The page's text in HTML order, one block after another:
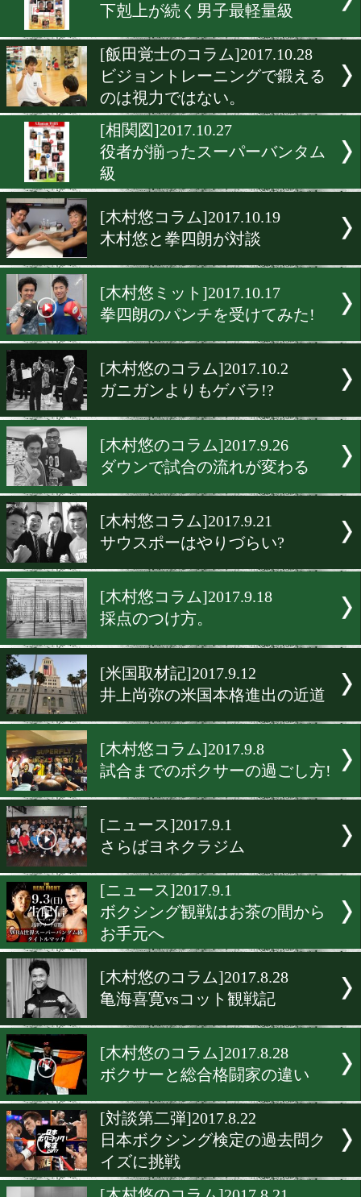
[相関図]2017.11.13
清水聡の動向に注目!
[相関図]2017.11.3
下剋上が続く男子最軽量級
[飯田覚士のコラム
ビジョントレーニングで鍛
のは視力ではない。
[相関図]2017.10.27
役者が揃ったスーパーバン
[木村悠コラム]2017.10.19
木村悠と拳四朗が対談
[木村悠ミット]2017.10.17
[木村悠のコラム]2017.10.2
ガニガンよりもゲバラ!?
[木村悠のコラム]2017.9.26
ダウンで試合の流れが変わ
[木村悠コラム]2017.9.21
サウスポーはやりづらい?
[木村悠コラム]2017.9.18
採点のつけ方。
[米国取材記]2017.9.12
[木村悠コラム]2017.9.8
試合までのボクサーの過ご
[ニュース]2017.9.1
さらばヨネクラジム